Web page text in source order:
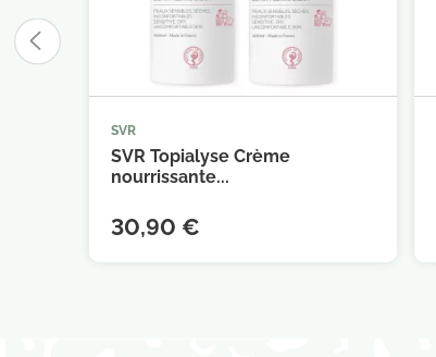
 
SVR
SVR Topialyse Crème
nourrissante...
30,90 €